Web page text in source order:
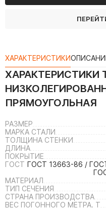
ХАРАКТЕРИСТИКИ
ХАРАКТЕРИСТИКИ
ПРЯМОУГОЛЬНАЯ
РАЗМЕР
МАРКА СТАЛИ
ТОЛЩИНА СТЕНКИ
ДЛИНА
ПОКРЫТИЕ
ГОСТ ГОСТ 13663-86 /
МАТЕРИАЛ
ТИП СЕЧЕНИЯ
СТРАНА ПРОИЗВОДСТВА
ВЕС ПОГОННОГО МЕТРА. Т